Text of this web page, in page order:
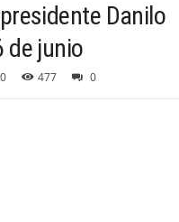
Danilo
de junio
477 0